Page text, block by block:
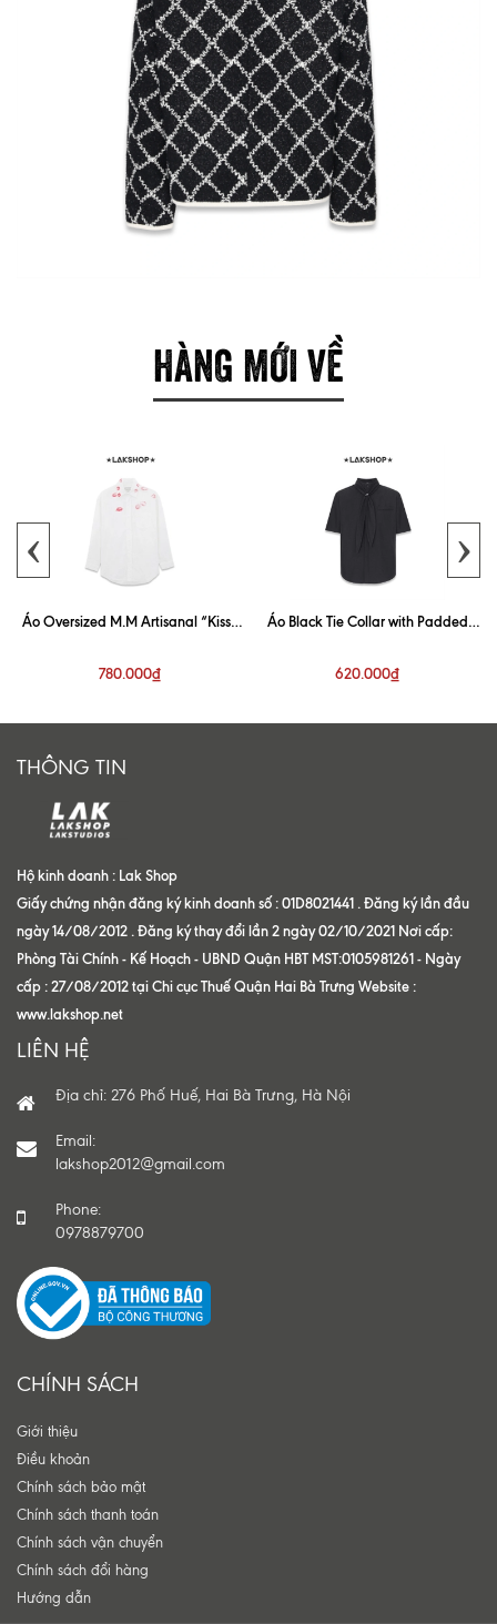
HÀNG MỚI VỀ
Áo Oversized M.M Artisanal “Kiss”
780.000₫
Áo Black Tie Collar with Padded
620.000₫
‹ ›
THÔNG TIN
Hộ kinh doanh : Lak Shop
Giấy chứng nhận đăng ký kinh doanh số : 01D8021441 . Đăng ký lần đầu
ngày 14/08/2012 . Đăng ký thay đổi lần 2 ngày 02/10/2021 Nơi cấp:
Phòng Tài Chính - Kế Hoạch - UBND Quận HBT MST:0105981261 - Ngày
cấp : 27/08/2012 tại Chi cục Thuế Quận Hai Bà Trưng Website :
www.lakshop.net
LIÊN HỆ
Địa chỉ: 276 Phố Huế, Hai Bà Trưng, Hà Nội
Email:
lakshop2012@gmail.com
Phone:
0978879700
CHÍNH SÁCH
Giới thiệu
Điều khoản
Chính sách bảo mật
Chính sách thanh toán
Chính sách vận chuyển
Chính sách đổi hàng
Hướng dẫn